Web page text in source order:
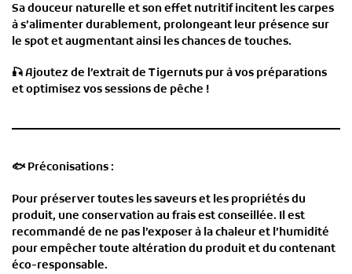
Sadouceur naturelle et son effet nutritifincitent les carpes
às’alimenter durablement, prolongeant leur présence sur
le spot et augmentant ainsi les chances de touches.
🎣Ajoutez de l’extrait de Tigernuts pur à vos préparations
et optimisez vos sessions de pêche !
🐟 Préconisations :
Pour préserver toutes les saveurs et les propriétés du
produit, une conservation au frais est conseillée. Il est
recommandé de ne pas l’exposer à la chaleur et l’humidité
pour empêcher toute altération du produit et du contenant
éco-responsable.